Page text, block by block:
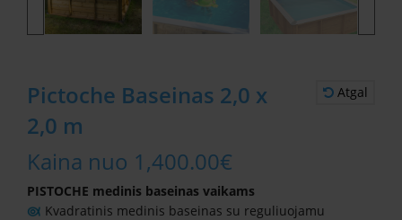
Pictoche Baseinas 2,0 x
2,0 m
Atgal
Kaina nuo 1,400.00€
PISTOCHE medinis baseinas vaikams
Kvadratinis medinis baseinas su reguliuojamu